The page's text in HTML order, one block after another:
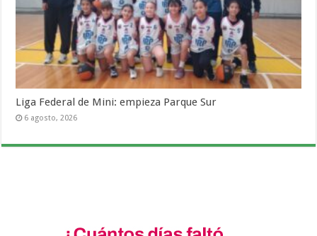
Liga Federal de Mini: empieza Parque Sur
6 agosto, 2026